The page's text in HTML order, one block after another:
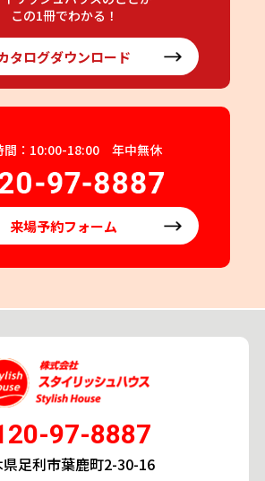
この1冊でわかる！
タログダウンロード
間：10:00-18:00 年中無休
来場予約フォーム
97-8887
足利市葉鹿町2-30-16